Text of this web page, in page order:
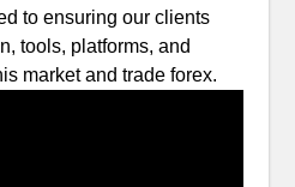
to ensuring our clients
tools, platforms, and
market and trade forex.